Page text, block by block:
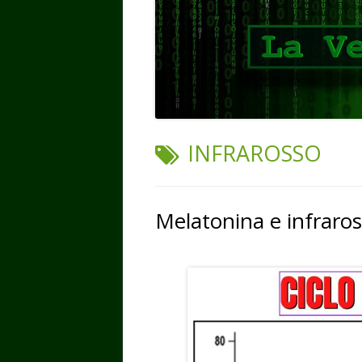
TAG:
INFRAROSSO
Melatonina e